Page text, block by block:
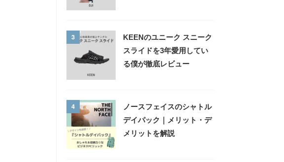
3
KEENのユニーク スニーク
スライドを3年愛用してい
る僕が徹底レビュー
4
ノースフェイスのシャトル
デイパック｜メリット・デ
メリットを解説